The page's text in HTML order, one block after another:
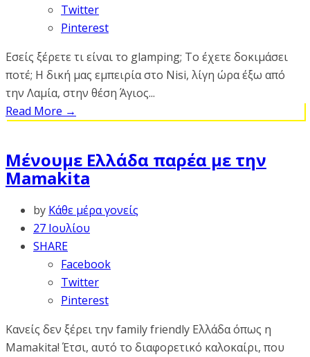
Twitter
Pinterest
Εσείς ξέρετε τι είναι το glamping; Το έχετε δοκιμάσει
ποτέ; Η δική μας εμπειρία στο Nisi, λίγη ώρα έξω από
την Λαμία, στην θέση Άγιος...
Read More →
Μένουμε Ελλάδα παρέα με την
Mamakita
by Κάθε μέρα γονείς
27 Ιουλίου
SHARE
Facebook
Twitter
Pinterest
Κανείς δεν ξέρει την family friendly Ελλάδα όπως η
Mamakita! Έτσι, αυτό το διαφορετικό καλοκαίρι, που